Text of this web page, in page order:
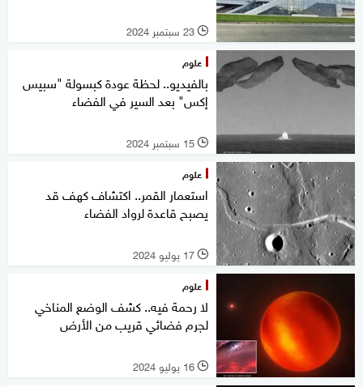
l 23 سبتمبر 2024
علوم
بالفيديو.. لحظة عودة كبسولة "سبيس
إكس" بعد السير في الفضاء
l 15 سبتمبر 2024
علوم
استعمار القمر.. اكتشاف كهف قد
يصبح قاعدة لرواد الفضاء
l 17 يوليو 2024
علوم
لا رحمة فيه.. كشف الوضع المناخي
لجرم فضائي قريب من الأرض
l 16 يوليو 2024